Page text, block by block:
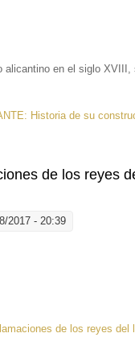
en el siglo XVIII,
Historia de su
de los reyes
2017 - 20:39
de los reyes del